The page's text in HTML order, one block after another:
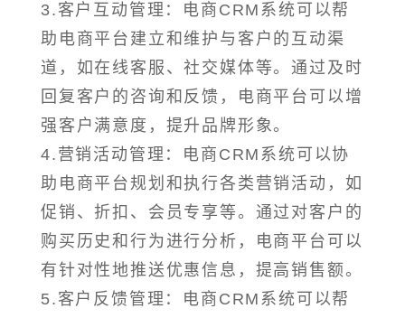
3.客户互动管理：电商CRM系统可以帮
助电商平台建立和维护与客户的互动渠
道，如在线客服、社交媒体等。通过及时
回复客户的咨询和反馈，电商平台可以增
强客户满意度，提升品牌形象。
4.营销活动管理：电商CRM系统可以协
助电商平台规划和执行各类营销活动，如
促销、折扣、会员专享等。通过对客户的
购买历史和行为进行分析，电商平台可以
有针对性地推送优惠信息，提高销售额。
5.客户反馈管理：电商CRM系统可以帮